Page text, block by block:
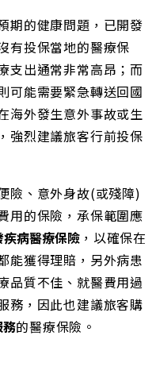
短
網
址
頁
的健康問題，已開發
有投保當地的醫療保
支出通常非常高昂；而
可能需要緊急轉送回國
海外發生意外事故或生
強烈建議旅客行前投保
、意外身故(或殘障)
用的保險，承保範圍應
疾病醫療保險 ，以確保在
能獲得理賠，另外病患
品質不佳、就醫費用過
務，因此也建議旅客購
的醫療保險。